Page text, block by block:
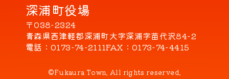
深浦町役場
〒038-2324
青森県西津軽郡深浦町大字深浦字苗代沢84-2
電話
0173-74-2111FAX 0173-74-4415
©Fukaura Town. All rights reserved.